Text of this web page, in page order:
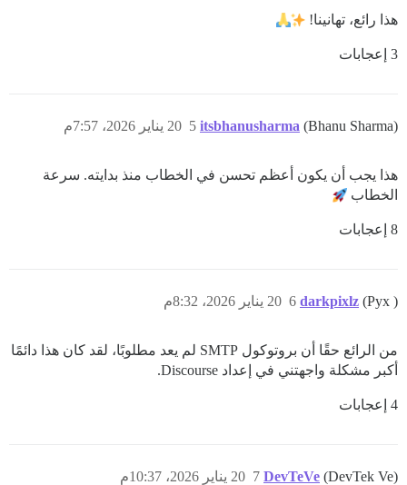
هذا رائع، تهانينا!
3 إعجابات
itsbhanusharma (Bhanu Sharma) 20 يناير 2026، 7:57م 5
هذا يجب أن يكون أعظم تحسن في الخطاب منذ بدايته. سرعة
الخطاب
8 إعجابات
darkpixlz (Pyx ) 20 يناير 2026، 8:32م 6
من الرائع حقًا أن بروتوكول SMTP لم يعد مطلوبًا، لقد كان هذا دائمًا
أكبر مشكلة واجهتني في إعداد Discourse.
4 إعجابات
DevTeVe (DevTek Ve) 20 يناير 2026، 10:37م 7